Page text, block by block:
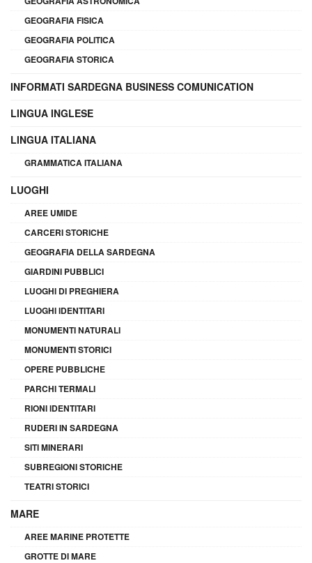
GEOGRAFIA FISICA
GEOGRAFIA POLITICA
GEOGRAFIA STORICA
INFORMATI SARDEGNA BUSINESS COMUNICATION
LINGUA INGLESE
LINGUA ITALIANA
GRAMMATICA ITALIANA
LUOGHI
AREE UMIDE
CARCERI STORICHE
GEOGRAFIA DELLA SARDEGNA
GIARDINI PUBBLICI
LUOGHI DI PREGHIERA
LUOGHI IDENTITARI
MONUMENTI NATURALI
MONUMENTI STORICI
OPERE PUBBLICHE
PARCHI TERMALI
RIONI IDENTITARI
RUDERI IN SARDEGNA
SITI MINERARI
SUBREGIONI STORICHE
TEATRI STORICI
MARE
AREE MARINE PROTETTE
GROTTE DI MARE